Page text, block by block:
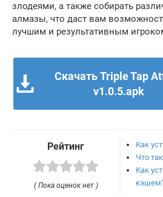
злодеями, а также собирать
алмазы, что даст вам
лучшим и результативным
Скачать Triple Tap
v1.0.5.apk
Рейтинг
( Пока оценок нет )
Как
Что
Как